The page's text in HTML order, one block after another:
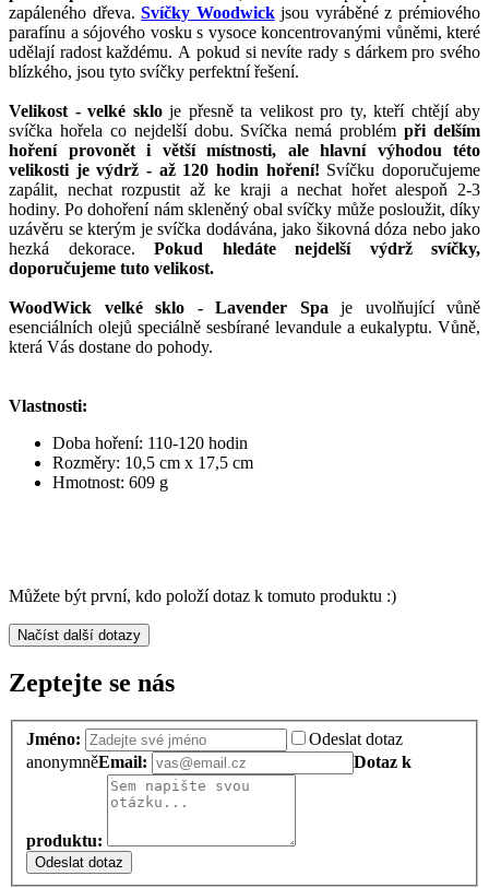
zapáleného dřeva.Svíčky Woodwickjsou vyráběné z prémiového
parafínu a sójového vosku s vysoce koncentrovanými vůněmi, které
udělají radost každému. A pokud si nevíte rady s dárkem pro svého
blízkého, jsou tyto svíčky perfektní řešení.
Velikost - velké skloje přesně ta velikost pro ty, kteří chtějí aby
svíčka hořela co nejdelší dobu. Svíčka nemá problémpři delším
hoření provonět i větší místnosti, ale hlavní výhodou této
velikosti je výdrž - až 120 hodin hoření! Svíčku doporučujeme
zapálit, nechat rozpustit až ke kraji a nechat hořet alespoň 2-3
hodiny. Po dohoření nám skleněný obal svíčky může posloužit, díky
uzávěru se kterým je svíčka dodávána, jako šikovná dóza nebo jako
hezká dekorace. Pokud hledáte nejdelší výdrž svíčky,
doporučujeme tuto velikost.
WoodWick velké sklo - Lavender Spa je uvolňující vůně
esenciálních olejů speciálně sesbírané levandule a eukalyptu. Vůně,
která Vás dostane do pohody.
Vlastnosti:
Doba hoření: 110-120 hodin
Rozměry: 10,5 cm x 17,5 cm
Hmotnost: 609 g
Můžete být první, kdo položí dotaz k tomuto produktu :)
Načíst další dotazy
Zeptejte se nás
Jméno:
Odeslat dotaz
anonymněEmail: Dotaz k
produktu:
Odeslat dotaz